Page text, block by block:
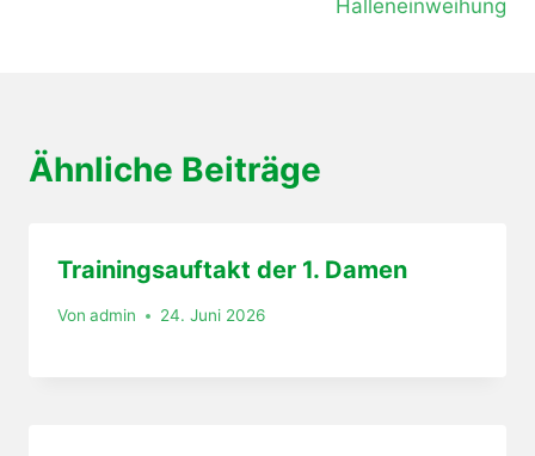
Halleneinweihung
Ähnliche Beiträge
Trainingsauftakt der 1. Damen
Von admin 24. Juni 2026